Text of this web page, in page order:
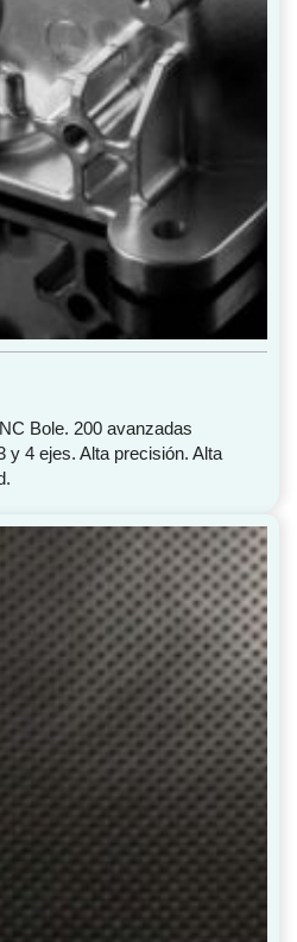
Bole. 200 avanzadas
y 4 ejes. Alta precisión. Alta